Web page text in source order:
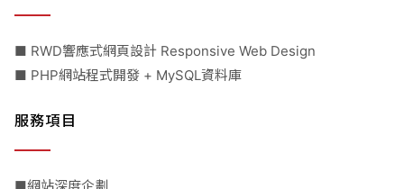
■ RWD響應式網頁設計 Responsive Web Design
■ PHP網站程式開發 + MySQL資料庫
服務項目